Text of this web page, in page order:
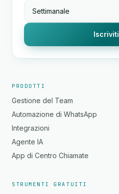
Iscriviti
PRODOTTI
Gestione del Team
Automazione di WhatsApp
Integrazioni
Agente IA
App di Centro Chiamate
STRUMENTI GRATUITI